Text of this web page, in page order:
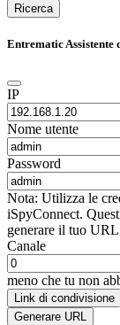
Ricerca
Entrematic Assistente
IP
Nome utente
Password
Nota: Utilizza le
iSpyConnect.
generare il tuo
Canale
meno che tu non
Link di condivisione
Generare URL